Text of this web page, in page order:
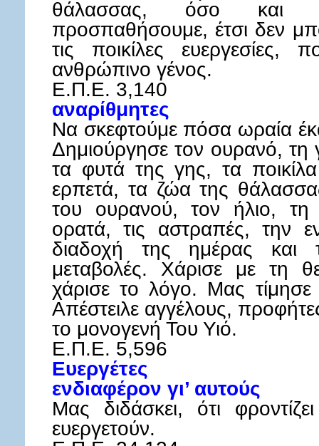
θάλασσας, όσο και
προσπαθήσουμε, έτσι δεν
τις ποικίλες
ανθρώπινο γένος.
Ε.Π.Ε. 3,140
αναρίθμητες
Να σκεφτούμε πόσα ωραία
Δημιούργησε τον ουρανό,
τα φυτά της γης, τα
ερπετά, τα ζώα της
του ουρανού, τον ήλιο,
ορατά, τις αστραπές, την
διαδοχή της ημέρας και
μεταβολές. Χάρισε με τη
χάρισε το λόγο. Μας
Απέστειλε αγγέλους,
το μονογενή Του Υιό.
Ε.Π.Ε. 5,596
Ευεργέτες
ενδιαφέρον γι’ αυτούς
Μας διδάσκει, ότι
ευεργετούν.